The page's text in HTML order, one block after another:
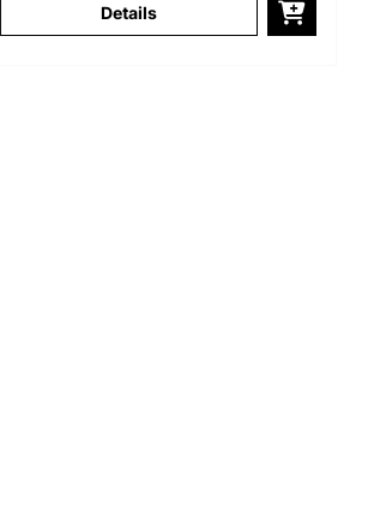
Details